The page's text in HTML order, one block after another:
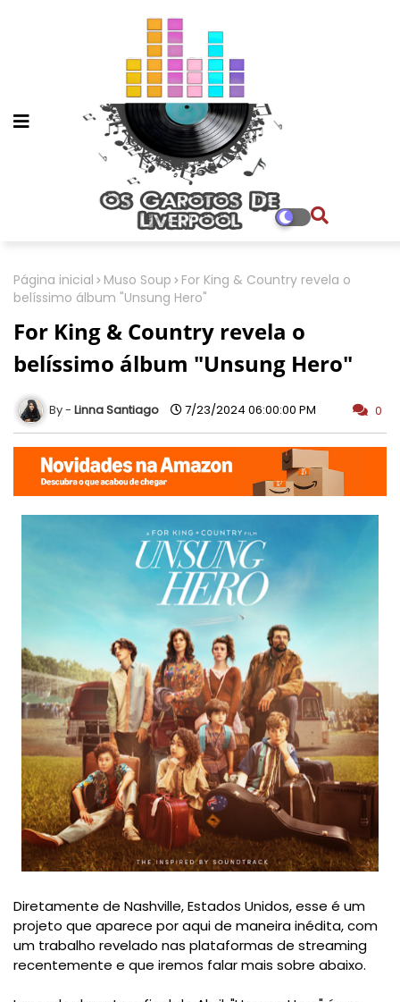
Página inicial Muso Soup
For King & Country revela o
belíssimo álbum "Unsung Hero"
For King & Country revela o
belíssimo álbum "Unsung Hero"
Linna Santiago 7/23/2024 06:00:00 PM 0
Diretamente de Nashville, Estados Unidos, esse é um
projeto que aparece por aqui de maneira inédita, com
um trabalho revelado nas plataformas de streaming
recentemente e que iremos falar mais sobre abaixo.